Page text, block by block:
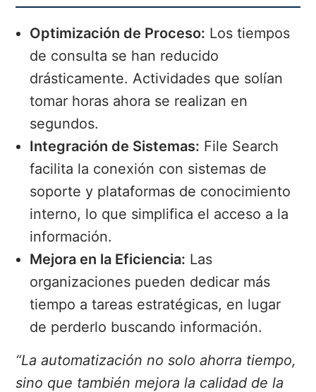
Optimización de Proceso: Los tiempos
de consulta se han reducido
drásticamente. Actividades que solían
tomar horas ahora se realizan en
segundos.
Integración de Sistemas: File Search
facilita la conexión con sistemas de
soporte y plataformas de conocimiento
interno, lo que simplifica el acceso a la
información.
Mejora en la Eficiencia: Las
organizaciones pueden dedicar más
tiempo a tareas estratégicas, en lugar
de perderlo buscando información.
“La automatización no solo ahorra tiempo,
sino que también mejora la calidad de la